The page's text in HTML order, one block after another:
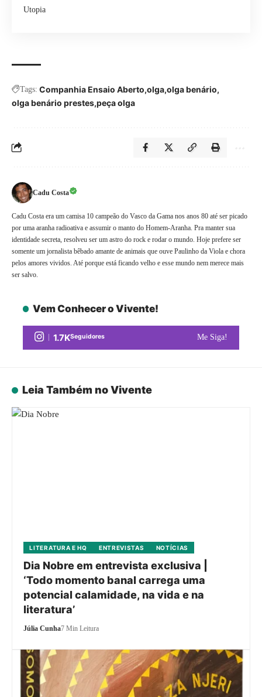
Utopia
Tags: Companhia Ensaio Aberto olga olga benário
olga benário prestes peça olga
Cadu Costa
Cadu Costa era um camisa 10 campeão do Vasco da Gama nos anos 80 até ser picado
por uma aranha radioativa e assumir o manto do Homem-Aranha. Pra manter sua
identidade secreta, resolveu ser um astro do rock e rodar o mundo. Hoje prefere ser
somente um jornalista bêbado amante de animais que ouve Paulinho da Viola e chora
pelos amores vividos. Até porque está ficando velho e esse mundo nem merece mais
ser salvo.
Vem Conhecer o Vivente!
1.7KSeguidores Me Siga!
Leia Também no Vivente
LITERATURA E HQ ENTREVISTAS NOTÍCIAS
Dia Nobre em entrevista exclusiva |
‘Todo momento banal carrega uma
potencial calamidade, na vida e na
literatura’
Júlia Cunha7 Min Leitura